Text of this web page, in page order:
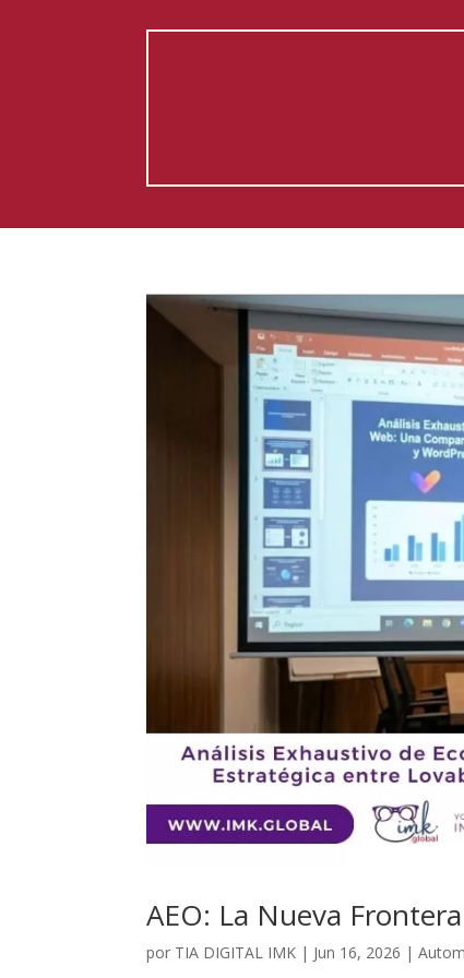
AEO: La Nueva
por TIA DIGITAL IMK | Jun 16, 2026 |